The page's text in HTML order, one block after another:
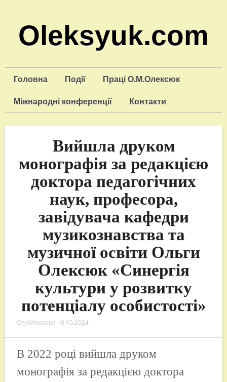
Oleksyuk.com
Головна Події
Праці О.М.Олексюк
Міжнародні конференції
Контакти
Вийшла друком
монографія за редакцією
доктора педагогічних
наук, професора,
завідувача кафедри
музикознавства та
музичної освіти Ольги
Олексюк «Синергія
культури у розвитку
потенціалу особистості»
Опубліковано 10.10.2024
В 2022 році вийшла друком
монографія за редакцією доктора